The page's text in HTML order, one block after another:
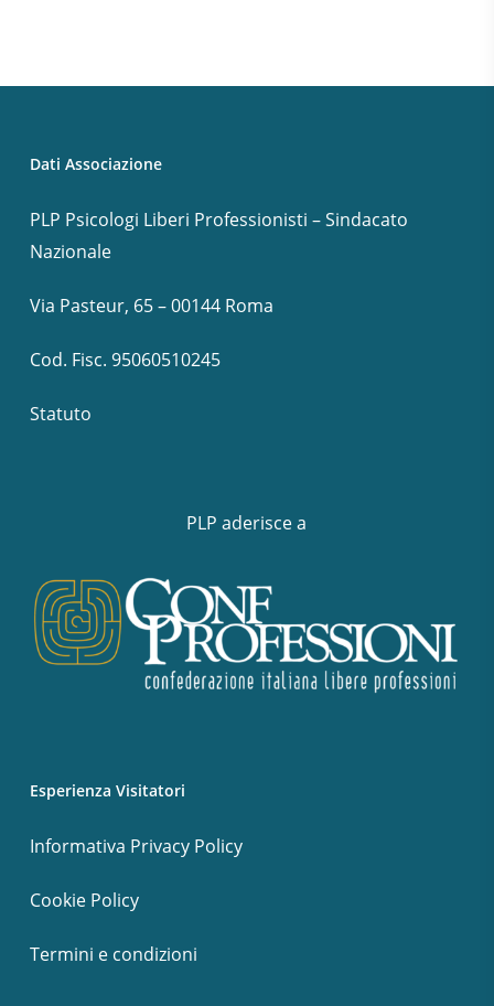
Dati Associazione
PLP Psicologi Liberi Professionisti – Sindacato
Nazionale
Via Pasteur, 65 – 00144 Roma
Cod. Fisc. 95060510245
Statuto
PLP aderisce a
Esperienza Visitatori
Informativa Privacy Policy
Cookie Policy
Termini e condizioni